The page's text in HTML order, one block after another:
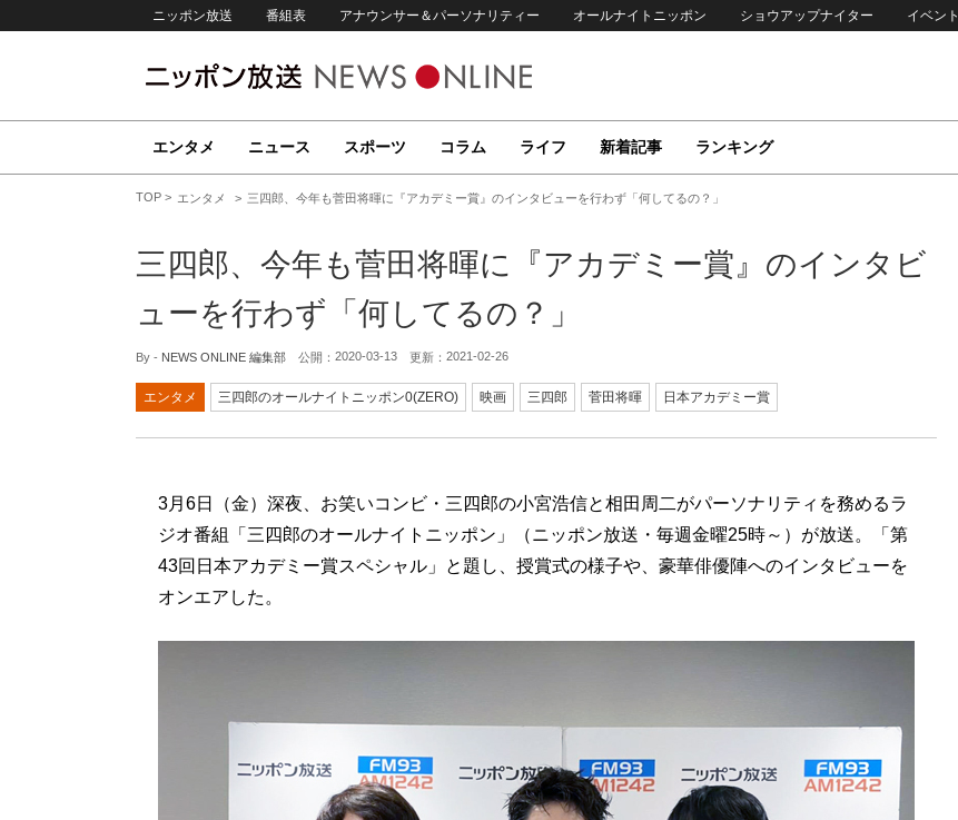
ニッポン放送 番組表 アナウンサー＆パーソナリティー オールナイトニッポン ショウアップナイター イベント
エンタメ ニュース スポーツ コラム ライフ 新着記事 ランキング
TOP エンタメ 三四郎、今年も菅田将暉に『アカデミー賞』のインタビューを行わず「何してるの？」
三四郎、今年も菅田将暉に『アカデミー賞』のインタビ
ューを行わず「何してるの？」
By - NEWS ONLINE 編集部 公開： 2020-03-13 更新： 2021-02-26
エンタメ 三四郎のオールナイトニッポン0(ZERO) 映画 三四郎 菅田将暉 日本アカデミー賞
3月6日（金）深夜、お笑いコンビ・三四郎の小宮浩信と相田周二がパーソナリティを務めるラ
ジオ番組「三四郎のオールナイトニッポン」（ニッポン放送・毎週金曜25時～）が放送。「第
43回日本アカデミー賞スペシャル」と題し、授賞式の様子や、豪華俳優陣へのインタビューを
オンエアした。